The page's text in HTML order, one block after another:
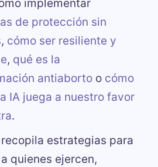
implementar
de protección sin
, cómo ser resiliente y
, qué es la
antiaborto o cómo
IA juega a nuestro favor
.
recopila estrategias para
quienes ejercen,